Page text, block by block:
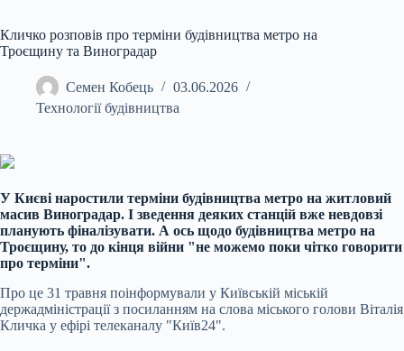
Кличко розповів про терміни будівництва метро на
Троєщину та Виноградар
Семен Кобець
03.06.2026
Технології будівництва
У Києві наростили терміни будівництва метро на житловий
масив Виноградар. І зведення деяких станцій вже невдовзі
планують фіналізувати. А ось щодо будівництва метро на
Троєщину, то до кінця війни "не можемо поки чітко говорити
про терміни".
Про це 31 травня поінформували у Київській міській
держадміністрації з посиланням на слова міського голови Віталія
Кличка у ефірі телеканалу "Київ24".